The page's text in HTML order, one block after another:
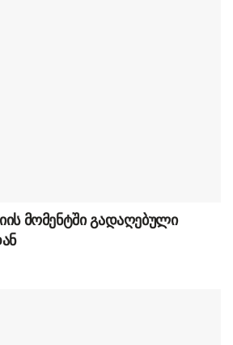
მომენტში გადაღებული